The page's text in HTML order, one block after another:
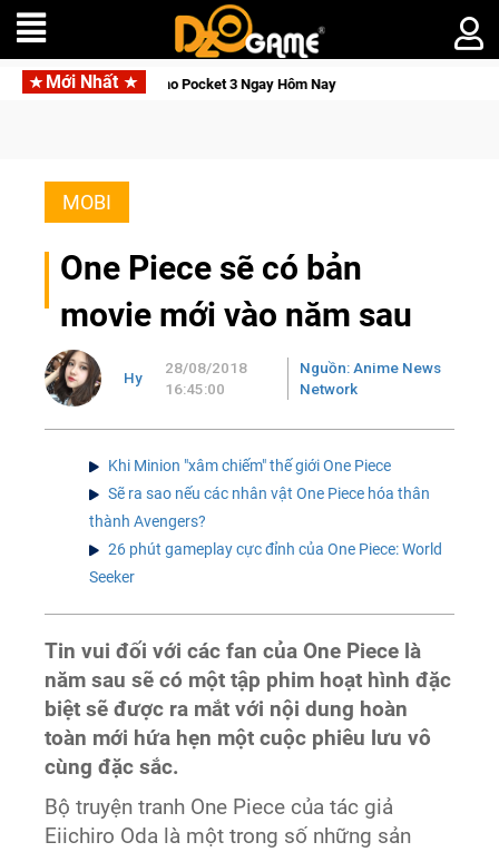
Mới Nhất
Săn DJI Osmo Pocket 3 Ngay Hôm Nay
MOBI
One Piece sẽ có bản
movie mới vào năm sau
Hy
28/08/2018
16:45:00
Nguồn: Anime News
Network
Khi Minion "xâm chiếm" thế giới One Piece
Sẽ ra sao nếu các nhân vật One Piece hóa thân
thành Avengers?
26 phút gameplay cực đỉnh của One Piece: World
Seeker
Tin vui đối với các fan của One Piece là
năm sau sẽ có một tập phim hoạt hình đặc
biệt sẽ được ra mắt với nội dung hoàn
toàn mới hứa hẹn một cuộc phiêu lưu vô
cùng đặc sắc.
Bộ truyện tranh One Piece của tác giả
Eiichiro Oda là một trong số những sản